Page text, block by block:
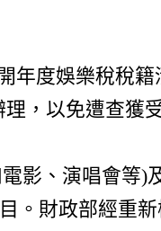
年度娛樂稅稅籍
，以免遭查獲
影、演唱會等)
。財政部經重